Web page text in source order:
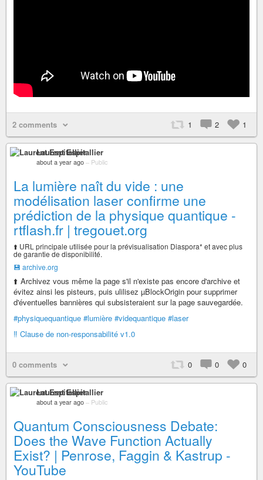
2 comments 1 2 1
Laurent Espitallier
about a year ago – Public
La lumière naît du vide : une
modélisation laser confirme une
prédiction de la physique quantique -
rtflash.fr | tregouet.org
⬆️ URL principale utilisée pour la prévisualisation Diaspora* et avec plus
de garantie de disponibilité.
💾 archive.org
⬆️ Archivez vous même la page s'il n'existe pas encore d'archive et
évitez ainsi les pisteurs, puis ulilisez µBlockOrigin pour supprimer
d'éventuelles bannières qui subsisteraient sur la page sauvegardée.
#physiquequantique #lumière #videquantique #laser
‼️ Clause de non-responsabilité v1.0
0 comments 0 0 0
Laurent Espitallier
about a year ago – Public
Quantum Consciousness Debate:
Does the Wave Function Actually
Exist? | Penrose, Faggin & Kastrup -
YouTube